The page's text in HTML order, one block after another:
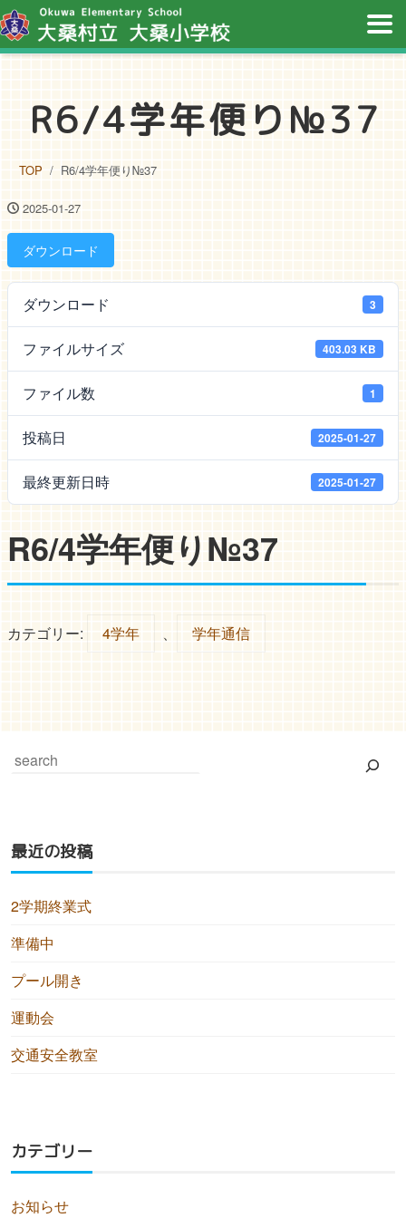
R6/4学年便り№37
TOP R6/4学年便り№37
2025-01-27
ダウンロード
ダウンロード 3
ファイルサイズ 403.03 KB
ファイル数 1
投稿日 2025-01-27
最終更新日時 2025-01-27
R6/4学年便り№37
カテゴリー: 4学年 、 学年通信
最近の投稿
2学期終業式
準備中
プール開き
運動会
交通安全教室
カテゴリー
お知らせ